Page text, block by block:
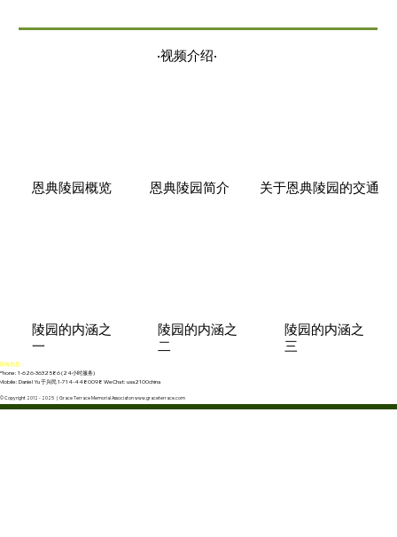
·视频介绍·
恩典陵园概览 恩典陵园简介 关于恩典陵园的交通
陵园的内涵之
一
陵园的内涵之
二
陵园的内涵之
三
联络信息：
Phone: 1-626-3632586 (24小时服务)
Mobile: Daniel Yu 于兴民 1-714-4480098 WeChat: usa2100china
© Copyright 2012 - 2025 | Grace Terrace Memorial Associaton www.graceterrace.com